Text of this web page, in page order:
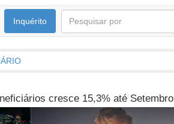
Inquérito
cresce 15,3% até Setembro